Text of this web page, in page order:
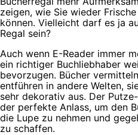
zeigen, wie Sie wieder
können. Vielleicht darf es ja
Regal sein?
Auch wenn E-Reader immer
ein richtiger Buchliebhaber
bevorzugen. Bücher
entführen in andere Welten,
sehr dekorativ aus. Der
der perfekte Anlass, um den
die Lupe zu nehmen und
zu schaffen.